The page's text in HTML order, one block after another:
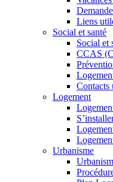
Liens
Social et santé
Social et
CCAS
Contacts
Logement
Urbanisme